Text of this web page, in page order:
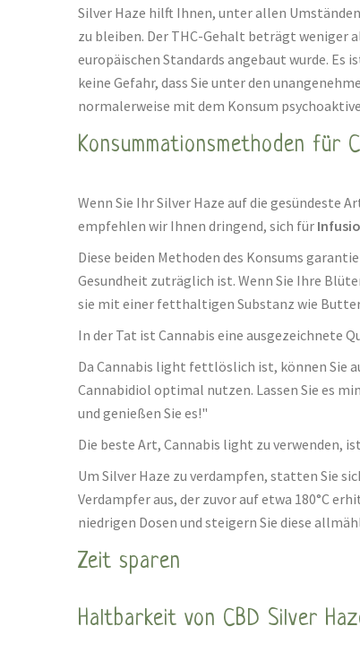
Silver Haze hilft Ihnen, unter allen
zu bleiben. Der THC-Gehalt beträgt weniger
europäischen Standards angebaut wurde. Es
keine Gefahr, dass Sie unter den
normalerweise mit dem Konsum
Konsummationsmethoden für
Wenn Sie Ihr Silver Haze auf die gesündeste
empfehlen wir Ihnen dringend, sich für
Diese beiden Methoden des Konsums
Gesundheit zuträglich ist. Wenn Sie Ihre
sie mit einer fetthaltigen Substanz wie
In der Tat ist Cannabis eine ausgezeichnete
Da Cannabis light fettlöslich ist, können Sie
Cannabidiol optimal nutzen. Lassen Sie es
und genießen Sie es!"
Die beste Art, Cannabis light zu verwenden,
Um Silver Haze zu verdampfen, statten Sie
Verdampfer aus, der zuvor auf etwa 180°C
niedrigen Dosen und steigern Sie diese
Zeit sparen
Haltbarkeit von CBD Silver